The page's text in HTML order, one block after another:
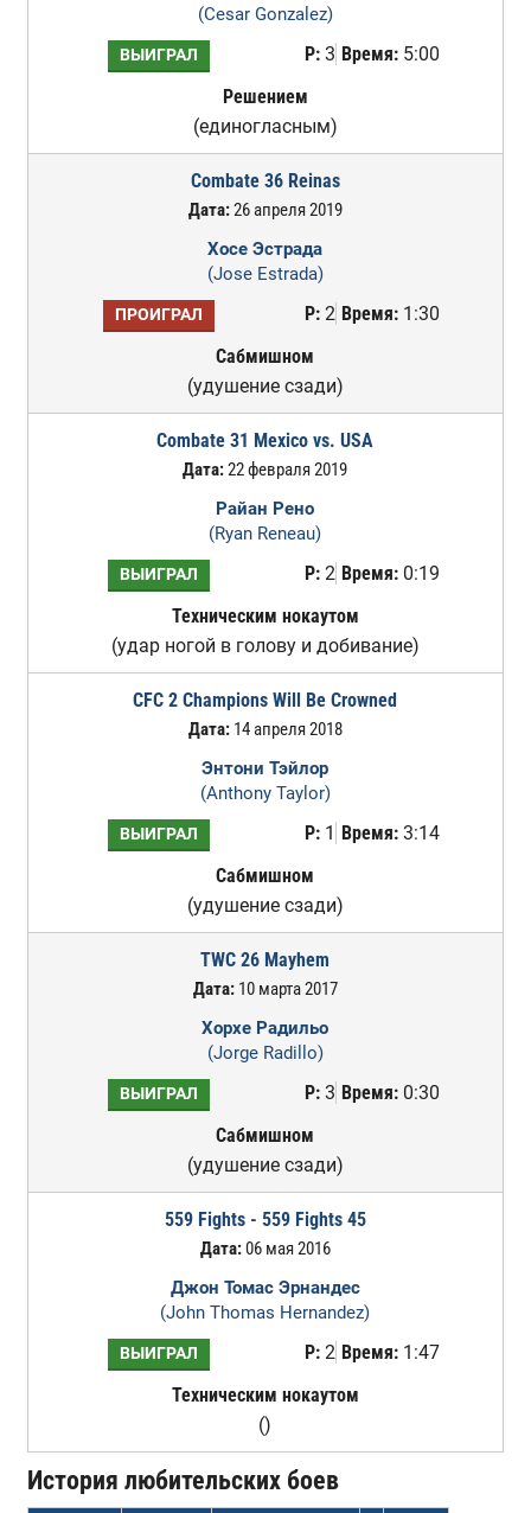
(Cesar Gonzalez)
ВЫИГРАЛ Р:3 Время:5:00
Решением
(единогласным)
Combate 36 Reinas
Дата:26 апреля 2019
Хосе Эстрада
(Jose Estrada)
ПРОИГРАЛ Р:2 Время:1:30
Сабмишном
(удушение сзади)
Combate 31 Mexico vs. USA
Дата:22 февраля 2019
Райан Рено
(Ryan Reneau)
ВЫИГРАЛ Р:2 Время:0:19
Техническим нокаутом
(удар ногой в голову и добивание)
CFC 2 Champions Will Be Crowned
Дата:14 апреля 2018
Энтони Тэйлор
(Anthony Taylor)
ВЫИГРАЛ Р:1 Время:3:14
Сабмишном
(удушение сзади)
TWC 26 Mayhem
Дата:10 марта 2017
Хорхе Радильо
(Jorge Radillo)
ВЫИГРАЛ Р:3 Время:0:30
Сабмишном
(удушение сзади)
559 Fights - 559 Fights 45
Дата:06 мая 2016
Джон Томас Эрнандес
(John Thomas Hernandez)
ВЫИГРАЛ Р:2 Время:1:47
Техническим нокаутом
()
История любительских боев